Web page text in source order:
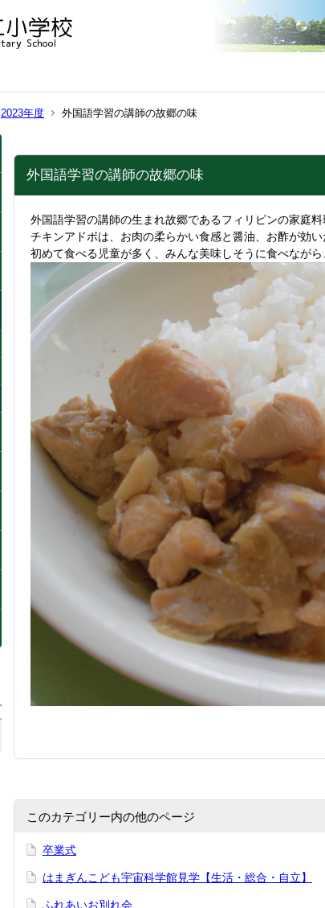
2023年度 外国語学習の講師の故郷の味
外国語学習の講師の故郷の味
外国語学習の講師の生まれ故郷であるフィリピンの家庭
チキンアドボは、お肉の柔らかい食感と醤油、お酢が効い
初めて食べる児童が多く、みんな美味しそうに食べなが
このカテゴリー内の他のページ
卒業式
はまぎんこども宇宙科学館見学【生活・総合・自立】
ふれあいお別れ会